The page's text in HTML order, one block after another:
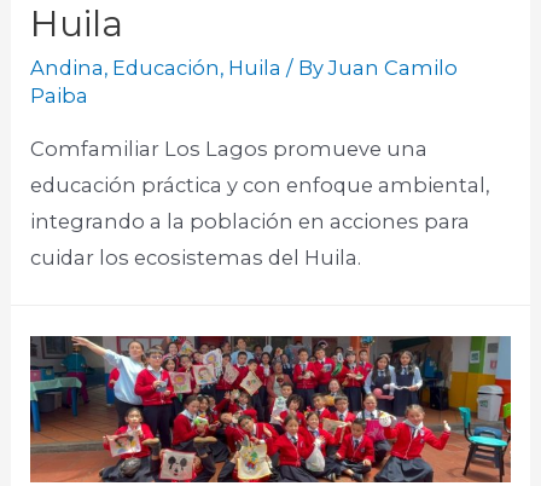
Huila
Andina, Educación, Huila / ByJuan Camilo
Paiba
Comfamiliar Los Lagos promueve una
educación práctica y con enfoque ambiental,
integrando a la población en acciones para
cuidar los ecosistemas del Huila.